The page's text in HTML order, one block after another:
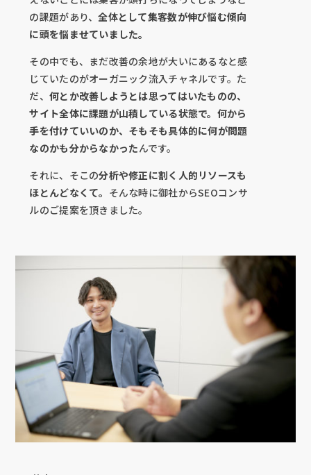
の課題があり、全体として集客数が伸び悩む傾向
に頭を悩ませていました。
その中でも、まだ改善の余地が大いにあるなと感
じていたのがオーガニック流入チャネルです。た
だ、 何とか改善しようとは思ってはいたものの、
サイト全体に課題が山積している状態で。何から
手を付けていいのか、そもそも具体的に何が問題
なのかも分からなかったんです。
それに、そこの分析や修正に割く人的リソースも
ほとんどなくて。 そんな時に御社からSEOコンサ
ルのご提案を頂きました。